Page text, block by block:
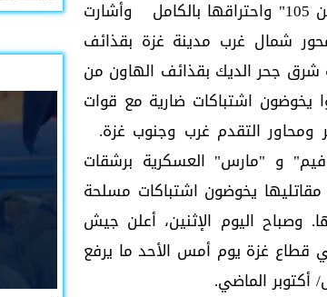
وقذيفة "تاندوم"، وتدمير ناقلة جندٍ صهيونية بقذيفة "الياسين 105" واحتراقها بالكامل وأشارت
صهيونية في محور شمال غرب مدينة غزة بقذائف
شرق جحر الديك بقذائف الهاون من
يخوضون اشتباكات ضارية مع قوات
التقدم غرب وجنوب غزة.
و "مارس" العسكرية برشقات
يخوضون اشتباكات مسلحة
اليوم الإثنين، أعلن جيش
قطاع غزة يوم أمس الأحد ما يرفع